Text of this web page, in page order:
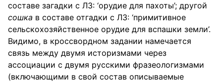
составе загадки с ЛЗ: ‘орудие для пахоты’; другой
сошка в составе отгадки с ЛЗ: ‘примитивное
сельскохозяйственное орудие для вспашки земли’.
Видимо, в кроссвордном задании намечается
связь между двумя историзмами через
ассоциации с двумя русскими фразеологизмами
(включающими в свой состав описываемые